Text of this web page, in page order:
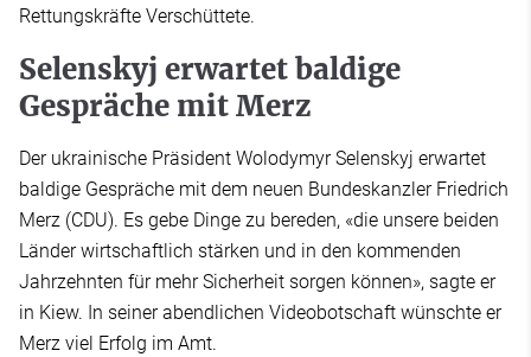
Rettungskräfte Verschüttete.
Selenskyj erwartet baldige
Gespräche mit Merz
Der ukrainische Präsident Wolodymyr Selenskyj erwartet
baldige Gespräche mit dem neuen Bundeskanzler Friedrich
Merz (CDU). Es gebe Dinge zu bereden, «die unsere beiden
Länder wirtschaftlich stärken und in den kommenden
Jahrzehnten für mehr Sicherheit sorgen können», sagte er
in Kiew. In seiner abendlichen Videobotschaft wünschte er
Merz viel Erfolg im Amt.